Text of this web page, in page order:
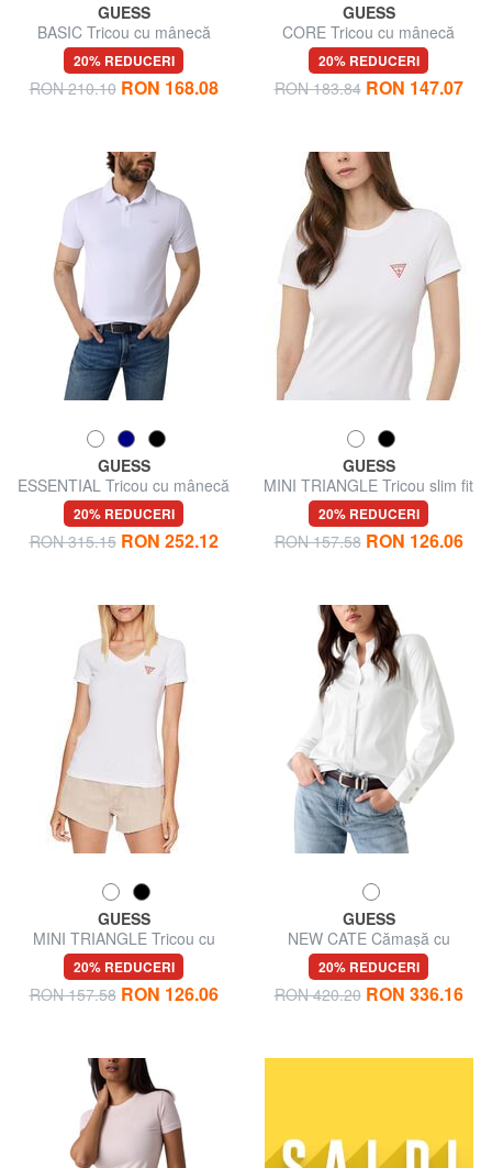
GUESS
BASIC Tricou cu mânecă
scurtă, bumbac pur
20% REDUCERI
RON 210.10 RON 168.08
GUESS
CORE Tricou cu mânecă
scurtă, bumbac pur
20% REDUCERI
RON 183.84 RON 147.07
GUESS
ESSENTIAL Tricou cu mânecă
scurtă
20% REDUCERI
RON 315.15 RON 252.12
GUESS
MINI TRIANGLE Tricou slim fit
20% REDUCERI
RON 157.58 RON 126.06
GUESS
MINI TRIANGLE Tricou cu
decolteu în V
20% REDUCERI
RON 157.58 RON 126.06
GUESS
NEW CATE Cămașă cu
mânecă lungă
20% REDUCERI
RON 420.20 RON 336.16